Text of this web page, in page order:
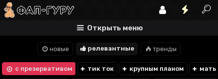
Открыть меню
новые релевантные тренды
с презервативом тик ток крупным планом мать